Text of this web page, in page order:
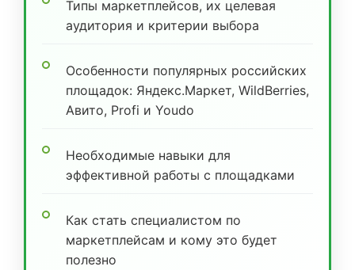
Типы маркетплейсов, их целевая
аудитория и критерии выбора
Особенности популярных российских
площадок: Яндекс.Маркет, WildBerries,
Авито, Profi и Youdo
Необходимые навыки для
эффективной работы с площадками
Как стать специалистом по
маркетплейсам и кому это будет
полезно